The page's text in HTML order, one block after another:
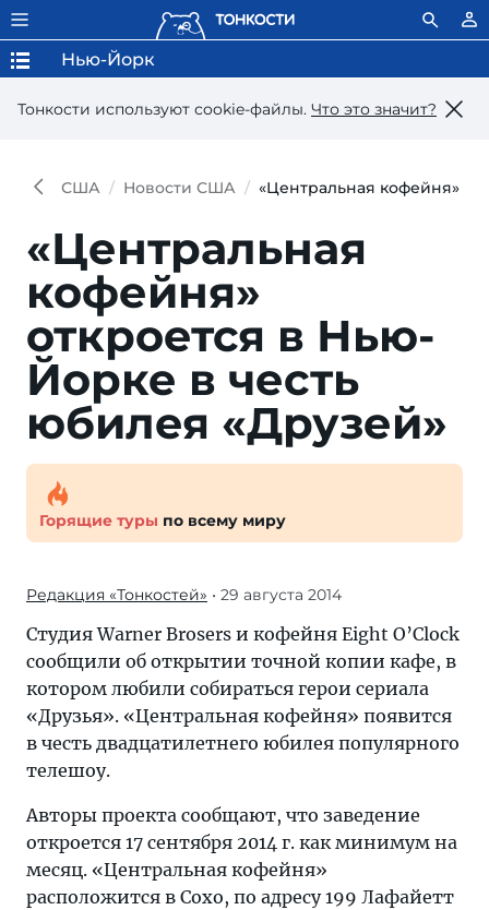
Тонкости используют сookie-файлы. Что это значит?
Нью-Йорк
США Новости США «Центральная кофейня»
«Центральная
кофейня»
откроется в Нью-
Йорке в честь
юбилея «Друзей»
Горящие туры по всему миру
Редакция «Тонкостей» • 29 августа 2014
Студия Warner Brosers и кофейня Eight O’Clock
сообщили об открытии точной копии кафе, в
котором любили собираться герои сериала
«Друзья». «Центральная кофейня» появится
в честь двадцатилетнего юбилея популярного
телешоу.
Авторы проекта сообщают, что заведение
откроется 17 сентября 2014 г. как минимум на
месяц. «Центральная кофейня»
расположится в Сохо, по адресу 199 Лафайетт